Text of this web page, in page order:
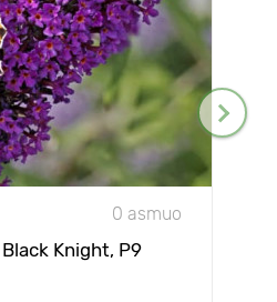
0 asmuo
Knight, P9